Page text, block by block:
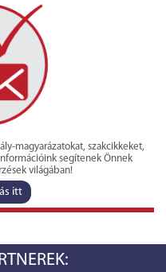
magyarázatokat, szakcikkeket,
segítenek Önnek
világában!
itt